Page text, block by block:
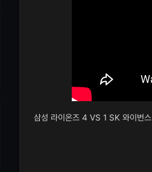
삼성 라이온즈 4 VS 1 SK 와이번스